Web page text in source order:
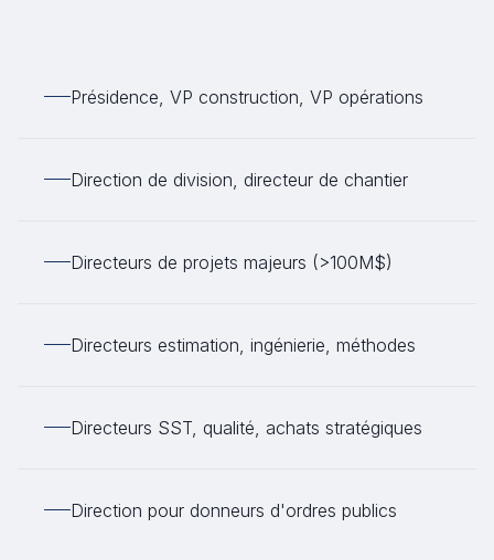
Présidence, VP construction, VP opérations
Direction de division, directeur de chantier
Directeurs de projets majeurs (>100M$)
Directeurs estimation, ingénierie, méthodes
Directeurs SST, qualité, achats stratégiques
Direction pour donneurs d'ordres publics